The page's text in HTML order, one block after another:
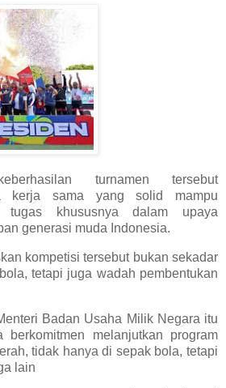
turnamen tersebut
kerja sama yang solid mampu
tugas khususnya dalam upaya
generasi muda Indonesia.
kompetisi tersebut bukan sekadar
tetapi juga wadah pembentukan
Badan Usaha Milik Negara itu
berkomitmen melanjutkan program
tidak hanya di sepak bola, tetapi
lain